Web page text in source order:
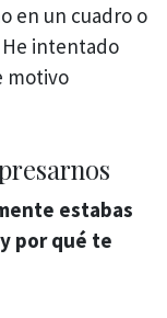
en un cuadro o
intentado
motivo
estabas
por qué te